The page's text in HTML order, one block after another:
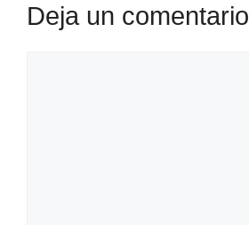
Deja un comentario